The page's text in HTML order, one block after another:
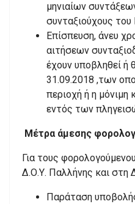
μηνιαίων
συνταξιούχους
Επίσπευση, άνευ
αιτήσεων
έχουν υποβληθεί ή
31.09.2018 ,των
περιοχή ή η μόνιμη
εντός των
Μέτρα άμεσης
Για τους
Δ.Ο.Υ. Παλλήνης και στη
Παράταση